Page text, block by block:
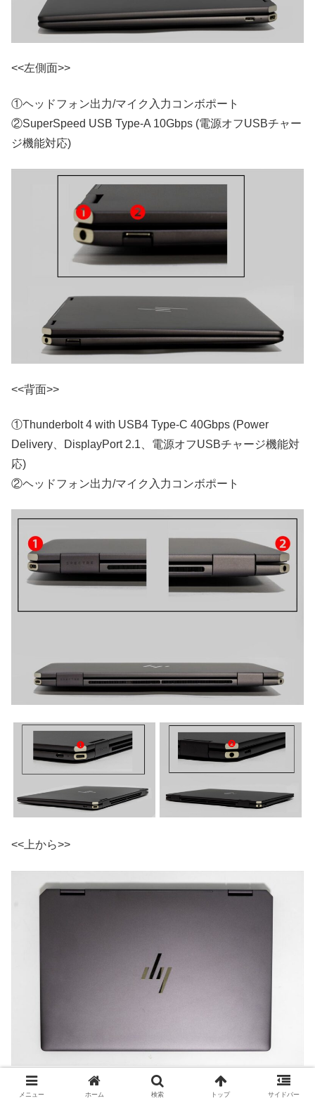
<<左側面>>
①ヘッドフォン出力/マイク入力コンボポート
②SuperSpeed USB Type-A 10Gbps (電源オフUSBチャー
ジ機能対応)
<<背面>>
①Thunderbolt 4 with USB4 Type-C 40Gbps (Power
Delivery、DisplayPort 2.1、電源オフUSBチャージ機能対
応)
②ヘッドフォン出力/マイク入力コンボポート
<<上から>>
14インチワイドですのでセミB5サイズノートよりは大き
メニュー ホーム 検索 トップ サイドバー